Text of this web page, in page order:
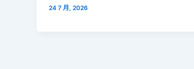
24 7 月, 2026